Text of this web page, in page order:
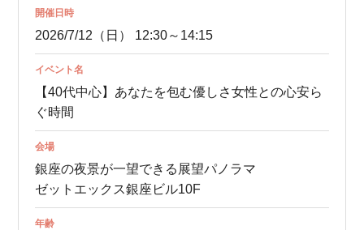
開催日時
2026/7/12（日） 12:30～14:15
イベント名
【40代中心】あなたを包む優しさ女性との心安ら
ぐ時間
会場
銀座の夜景が一望できる展望パノラマ
ゼットエックス銀座ビル10F
年齢